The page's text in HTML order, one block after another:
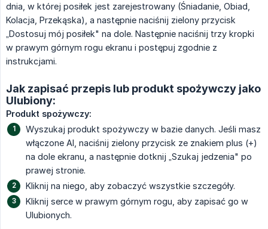
dnia, w której posiłek jest zarejestrowany (Śniadanie, Obiad,
Kolacja, Przekąska), a następnie naciśnij zielony przycisk
„Dostosuj mój posiłek" na dole. Następnie naciśnij trzy kropki
w prawym górnym rogu ekranu i postępuj zgodnie z
instrukcjami.
Jak zapisać przepis lub produkt spożywczy jako
Ulubiony:
Produkt spożywczy:
Wyszukaj produkt spożywczy w bazie danych. Jeśli masz
włączone AI, naciśnij zielony przycisk ze znakiem plus (+)
na dole ekranu, a następnie dotknij „Szukaj jedzenia" po
prawej stronie.
Kliknij na niego, aby zobaczyć wszystkie szczegóły.
Kliknij serce w prawym górnym rogu, aby zapisać go w
Ulubionych.